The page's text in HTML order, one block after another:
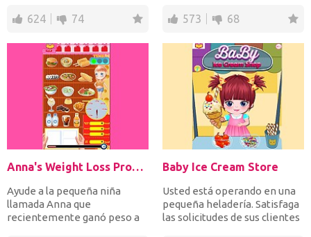
rápido...
624 74 573 68
Anna's Weight Loss Program
Ayude a la pequeña niña
llamada Anna que
recientemente ganó peso a
Baby Ice Cream Store
Usted está operando en una
pequeña heladería. Satisfaga
las solicitudes de sus clientes